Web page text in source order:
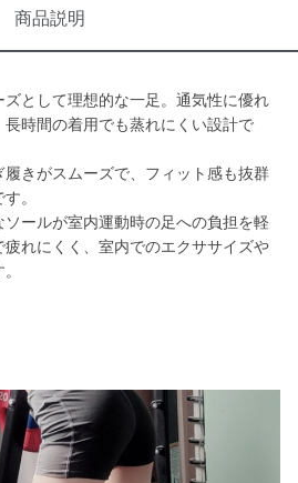
商品説明
として理想的な一足。通気性に優れ
時間の着用でも蒸れにくい設計で
きがスムーズで、フィット感も抜群
。
ールが室内運動時の足への負担を軽
れにくく、室内でのエクササイズや